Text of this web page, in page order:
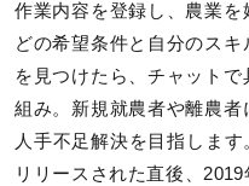
作業内容を登録し、農業
どの希望条件と自分のス
を見つけたら、チャット
組み。新規就農者や離農
人手不足解決を目指しま
リリースされた直後、